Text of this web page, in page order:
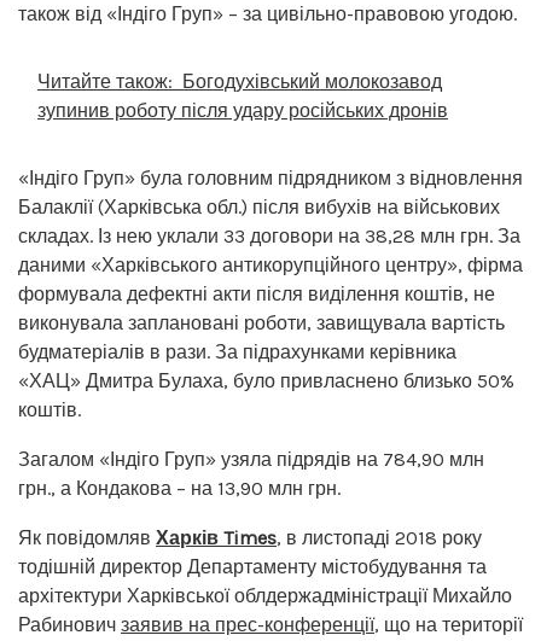
також від «Індіго Груп» – за цивільно-правовою угодою.
Читайте також: Богодухівський молокозавод
зупинив роботу після удару російських дронів
«Індіго Груп» була головним підрядником з відновлення
Балаклії (Харківська обл.) після вибухів на військових
складах. Із нею уклали 33 договори на 38,28 млн грн. За
даними «Харківського антикорупційного центру», фірма
формувала дефектні акти після виділення коштів, не
виконувала заплановані роботи, завищувала вартість
будматеріалів в рази. За підрахунками керівника
«ХАЦ» Дмитра Булаха, було привласнено близько 50%
коштів.
Загалом «Індіго Груп» узяла підрядів на 784,90 млн
грн., а Кондакова – на 13,90 млн грн.
Як повідомляв Харків Times, в листопаді 2018 року
тодішній директор Департаменту містобудування та
архітектури Харківської облдержадміністрації Михайло
Рабинович заявив на прес-конференції, що на території